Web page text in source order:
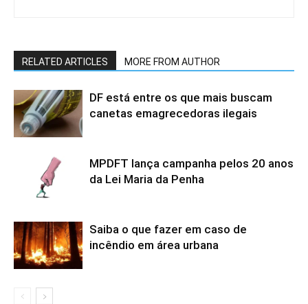
RELATED ARTICLES MORE FROM AUTHOR
DF está entre os que mais buscam
canetas emagrecedoras ilegais
MPDFT lança campanha pelos 20 anos
da Lei Maria da Penha
Saiba o que fazer em caso de
incêndio em área urbana